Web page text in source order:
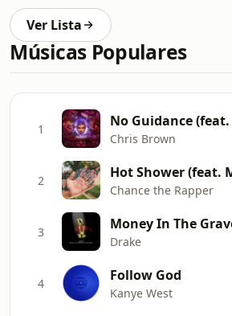
Ver Lista
Músicas Populares
1 No Guidance
Chris Brown
2
Chance the Rapper
3
Drake
4 Follow God
Kanye West